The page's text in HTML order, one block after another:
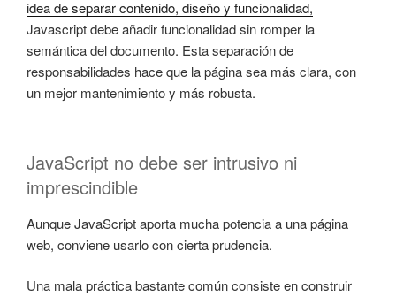
idea de separar contenido, diseño y funcionalidad,
Javascript debe añadir funcionalidad sin romper la
semántica del documento. Esta separación de
responsabilidades hace que la página sea más clara, con
un mejor mantenimiento y más robusta.
JavaScript no debe ser intrusivo ni
imprescindible
Aunque JavaScript aporta mucha potencia a una página
web, conviene usarlo con cierta prudencia.
Una mala práctica bastante común consiste en construir